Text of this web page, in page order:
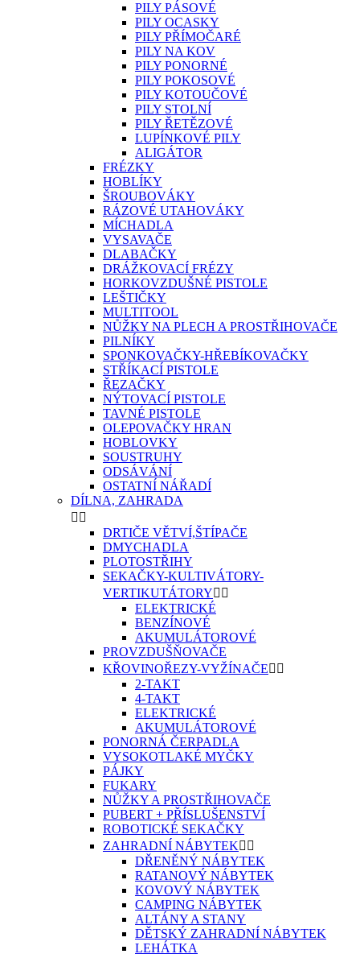
PILY PÁSOVÉ
PILY OCASKY
PILY PŘÍMOČARÉ
PILY NA KOV
PILY PONORNÉ
PILY POKOSOVÉ
PILY KOTOUČOVÉ
PILY STOLNÍ
PILY ŘETĚZOVÉ
LUPÍNKOVÉ PILY
ALIGÁTOR
FRÉZKY
HOBLÍKY
ŠROUBOVÁKY
RÁZOVÉ UTAHOVÁKY
MÍCHADLA
VYSAVAČE
DLABAČKY
DRÁŽKOVACÍ FRÉZY
HORKOVZDUŠNÉ PISTOLE
LEŠTIČKY
MULTITOOL
NŮŽKY NA PLECH A PROSTŘIHOVAČE
PILNÍKY
SPONKOVAČKY-HŘEBÍKOVAČKY
STŘÍKACÍ PISTOLE
ŘEZAČKY
NÝTOVACÍ PISTOLE
TAVNÉ PISTOLE
OLEPOVAČKY HRAN
HOBLOVKY
SOUSTRUHY
ODSÁVÁNÍ
OSTATNÍ NÁŘADÍ
DÍLNA, ZAHRADA
 
DRTIČE VĚTVÍ,ŠTÍPAČE
DMYCHADLA
PLOTOSTŘIHY
SEKAČKY-KULTIVÁTORY-
VERTIKUTÁTORY 
ELEKTRICKÉ
BENZÍNOVÉ
AKUMULÁTOROVÉ
PROVZDUŠŇOVAČE
KŘOVINOŘEZY-VYŽÍNAČE 
2-TAKT
4-TAKT
ELEKTRICKÉ
AKUMULÁTOROVÉ
PONORNÁ ČERPADLA
VYSOKOTLAKÉ MYČKY
PÁJKY
FUKARY
NŮŽKY A PROSTŘIHOVAČE
PUBERT + PŘÍSLUŠENSTVÍ
ROBOTICKÉ SEKAČKY
ZAHRADNÍ NÁBYTEK 
DŘENĚNÝ NÁBYTEK
RATANOVÝ NÁBYTEK
KOVOVÝ NÁBYTEK
CAMPING NÁBYTEK
ALTÁNY A STANY
DĚTSKÝ ZAHRADNÍ NÁBYTEK
LEHÁTKA